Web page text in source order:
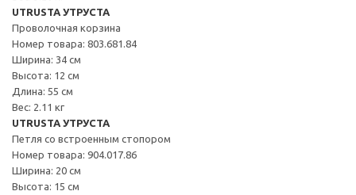
UTRUSTA УТРУСТА
Проволочная корзина
Номер товара: 803.681.84
Ширина: 34 см
Высота: 12 см
Длина: 55 см
Вес: 2.11 кг
UTRUSTA УТРУСТА
Петля со встроенным стопором
Номер товара: 904.017.86
Ширина: 20 см
Высота: 15 см